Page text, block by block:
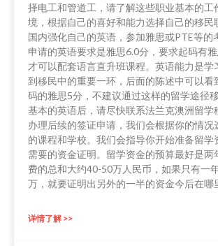
择电工和管道工，请了解这些职业基本的工
境，根据自己的喜好和能力选择自己的移民
国内强化自己的英语，参加雅思或PTE等的
申请的英语要求是雅思6.0分，要求起码有雅
才可以配套语言直升班课程。英语能力是学
到移民中的重要一环，后面的陈述中可以看
码的雅思5分，不建议通过这样的留学途径
基本的英语后，请尽快联系法兰克澳洲留学
办理后续的签证申请，我们会根据你的情况
的课程和学校。我们会指导你开始准备留学
需要的资金证明。留学资金的预算最好是两
费的总和大约40-50万人民币，如果只有一
万，就要证明出另外的一半的资金今后在哪
详情了解 >>